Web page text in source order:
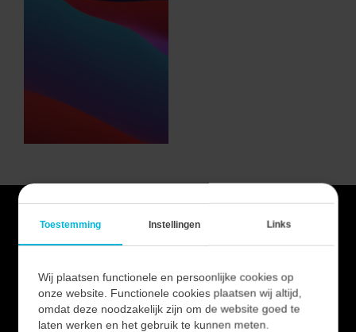
CONTACT
Transportlaan 77
4e verdieping
6163 CX Geleen
Toestemming Instellingen Links
Wij plaatsen functionele en persoonlijke cookies op
onze website. Functionele cookies plaatsen wij altijd,
omdat deze noodzakelijk zijn om de website goed te
laten werken en het gebruik te kunnen meten.